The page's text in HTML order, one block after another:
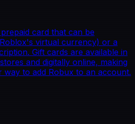
card that can be
virtual currency) or a
Gift cards are available in
and digitally online, making
way to add Robux to an account.